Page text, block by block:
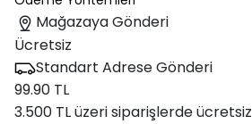
Mağazaya Gönderi
Ücretsiz
Standart Adrese Gönderi
99.90 TL
3.500 TL üzeri siparişlerde ücretsiz